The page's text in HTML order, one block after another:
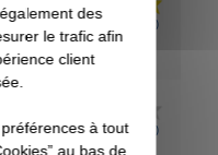
de commande : 24/10/2021)
de commande : 19/09/2021)
des
le trafic afin
client
à tout
au bas de